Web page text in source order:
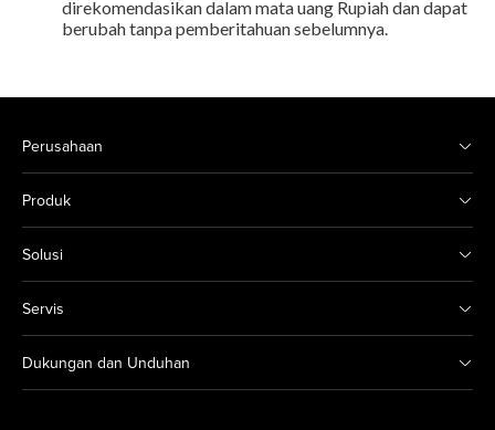
direkomendasikan dalam mata uang Rupiah dan dapat
berubah tanpa pemberitahuan sebelumnya.
Perusahaan
Produk
Solusi
Servis
Dukungan dan Unduhan